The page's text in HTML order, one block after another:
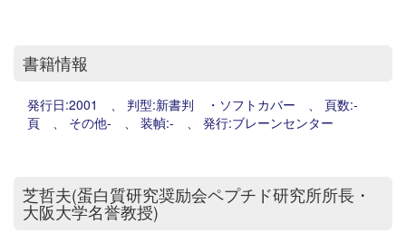
書籍情報
発行日:2001 、 判型:新書判 ・ソフトカバー 、 頁数:-
頁 、 その他- 、 装幀:- 、 発行:ブレーンセンター
芝哲夫(蛋白質研究奨励会ペプチド研究所所長・
大阪大学名誉教授)